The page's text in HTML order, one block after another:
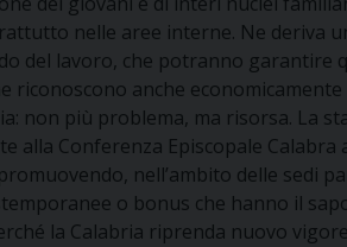
nelle aree interne. Ne deriva
del lavoro, che potranno garantire
anche
non più problema, ma risorsa. La
alla Conferenza Episcopale
nell’ambito delle sedi
o bonus che hanno il
la Calabria riprenda nuovo